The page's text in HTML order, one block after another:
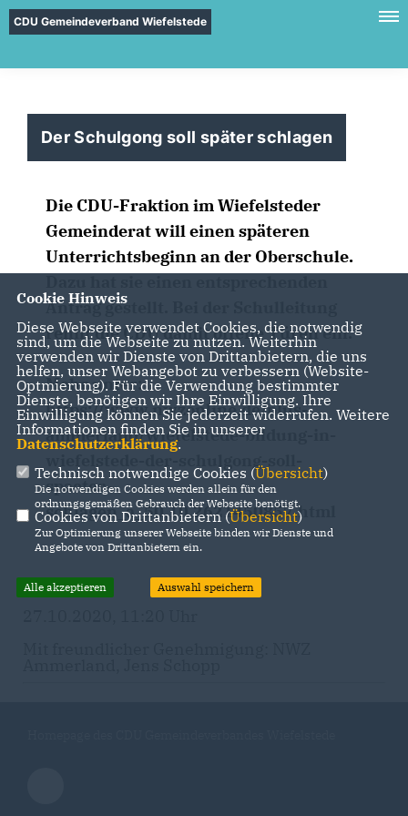
CDU Gemeindeverband Wiefelstede
Der Schulgong soll später schlagen
Die CDU-Fraktion im Wiefelsteder
Gemeinderat will einen späteren
Unterrichtsbeginn an der Oberschule.
Antrag gestellt. Bei der Schulleitung
rennt die CDU damit offene Türen ein.
Mehr unter:
https://www.nwzonline.de/plus-
ammerland/wiefelstede-bildung-in-
wiefelstede-der-schulgong-soll-
spaeter-
schlagen_a_50,10,2621450857.html
Cookie Hinweis
Diese Webseite verwendet Cookies, die notwendig
sind, um die Webseite zu nutzen. Weiterhin
verwenden wir Dienste von Drittanbietern, die uns
helfen, unser Webangebot zu verbessern (Website-
Optmierung). Für die Verwendung bestimmter
Dienste, benötigen wir Ihre Einwilligung. Ihre
Einwilligung können Sie jederzeit widerrufen. Weitere
Informationen finden Sie in unserer
Datenschutzerklärung.
Technisch notwendige Cookies (Übersicht)
Die notwendigen Cookies werden allein für den
ordnungsgemäßen Gebrauch der Webseite benötigt.
Cookies von Drittanbietern (Übersicht)
Zur Optimierung unserer Webseite binden wir Dienste und
Angebote von Drittanbietern ein.
Alle akzeptieren Auswahl speichern